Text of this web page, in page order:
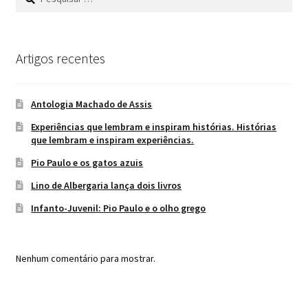
Artigos recentes
Antologia Machado de Assis
Experiências que lembram e inspiram histórias. Histórias
que lembram e inspiram experiências.
Pio Paulo e os gatos azuis
Lino de Albergaria lança dois livros
Infanto-Juvenil: Pio Paulo e o olho grego
Nenhum comentário para mostrar.